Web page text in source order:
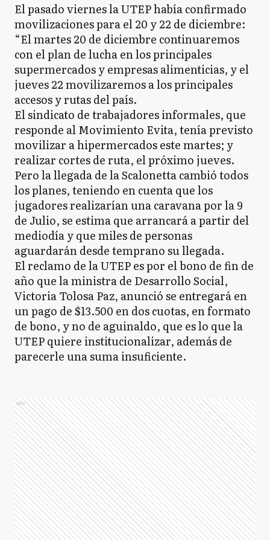
El pasado viernes la UTEP había confirmado
movilizaciones para el 20 y 22 de diciembre:
“El martes 20 de diciembre continuaremos
con el plan de lucha en los principales
supermercados y empresas alimenticias, y el
jueves 22 movilizaremos a los principales
accesos y rutas del país.
El sindicato de trabajadores informales, que
responde al Movimiento Evita, tenía previsto
movilizar a hipermercados este martes; y
realizar cortes de ruta, el próximo jueves.
Pero la llegada de la Scalonetta cambió todos
los planes, teniendo en cuenta que los
jugadores realizarían una caravana por la 9
de Julio, se estima que arrancará a partir del
mediodía y que miles de personas
aguardarán desde temprano su llegada.
El reclamo de la UTEP es por el bono de fin de
año que la ministra de Desarrollo Social,
Victoria Tolosa Paz, anunció se entregará en
un pago de $13.500 en dos cuotas, en formato
de bono, y no de aguinaldo, que es lo que la
UTEP quiere institucionalizar, además de
parecerle una suma insuficiente.
Ads